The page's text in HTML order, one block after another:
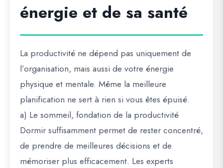
énergie et de sa santé
La productivité ne dépend pas uniquement de
l’organisation, mais aussi de votre énergie
physique et mentale. Même la meilleure
planification ne sert à rien si vous êtes épuisé.
a) Le sommeil, fondation de la productivité
Dormir suffisamment permet de rester concentré,
de prendre de meilleures décisions et de
mémoriser plus efficacement. Les experts